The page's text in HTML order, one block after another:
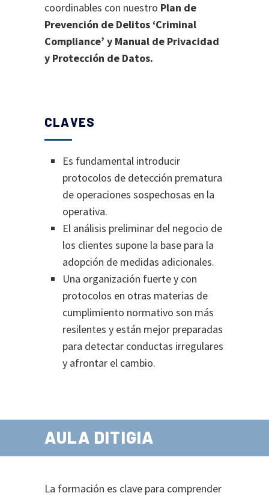
coordinables con nuestro Plan de
Prevención de Delitos ‘Criminal
Compliance’ y Manual de Privacidad
y Protección de Datos.
CLAVES
Es fundamental introducir
protocolos de detección prematura
de operaciones sospechosas en la
operativa.
El análisis preliminar del negocio de
los clientes supone la base para la
adopción de medidas adicionales.
Una organización fuerte y con
protocolos en otras materias de
cumplimiento normativo son más
resilentes y están mejor preparadas
para detectar conductas irregulares
y afrontar el cambio.
AULA DITIGIA
La formación es clave para comprender